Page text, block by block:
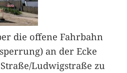
die offene Fahrbahn
an der Ecke
Ludwigstraße zu